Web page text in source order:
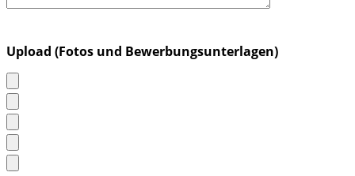
Upload (Fotos und Bewerbungsunterlagen)